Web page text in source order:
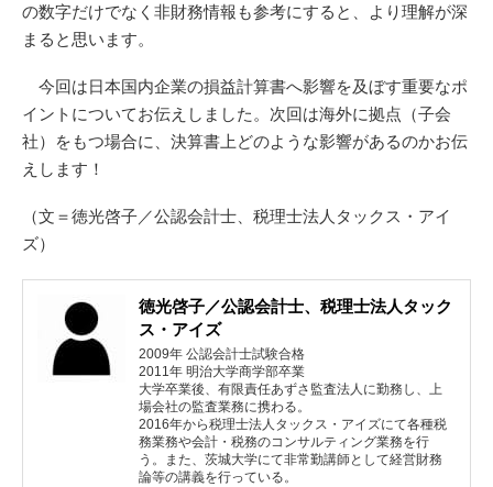
の数字だけでなく非財務情報も参考にすると、より理解が深
まると思います。
今回は日本国内企業の損益計算書へ影響を及ぼす重要なポ
イントについてお伝えしました。次回は海外に拠点（子会
社）をもつ場合に、決算書上どのような影響があるのかお伝
えします！
（文＝徳光啓子／公認会計士、税理士法人タックス・アイ
ズ）
徳光啓子／公認会計士、税理士法人タック
ス・アイズ
2009年 公認会計士試験合格
2011年 明治大学商学部卒業
大学卒業後、有限責任あずさ監査法人に勤務し、上
場会社の監査業務に携わる。
2016年から税理士法人タックス・アイズにて各種税
務業務や会計・税務のコンサルティング業務を行
う。また、茨城大学にて非常勤講師として経営財務
論等の講義を行っている。